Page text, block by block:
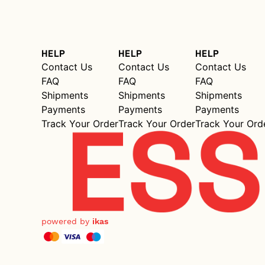
HELP
Contact Us
FAQ
Shipments
Payments
Track Your Order
HELP
Contact Us
FAQ
Shipments
Payments
Track Your Order
HELP
Contact Us
FAQ
Shipments
Payments
Track Your
powered by ikas